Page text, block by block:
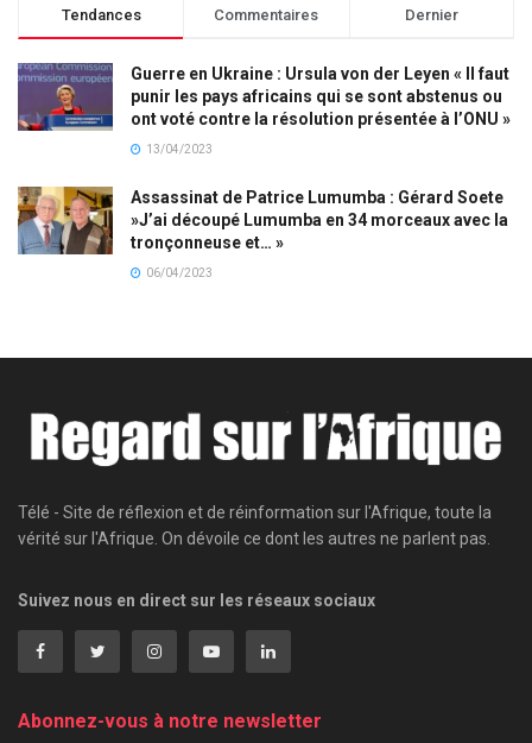
Tendances Commentaires Dernier
Guerre en Ukraine : Ursula von der Leyen « Il faut
punir les pays africains qui se sont abstenus ou
ont voté contre la résolution présentée à l’ONU »
13/04/2023
Assassinat de Patrice Lumumba : Gérard Soete
»J’ai découpé Lumumba en 34 morceaux avec la
tronçonneuse et… »
06/04/2023
Télé - Site de réflexion et de réinformation sur l'Afrique, toute la
vérité sur l'Afrique. On dévoile ce dont les autres ne parlent pas.
Suivez nous en direct sur les réseaux sociaux
Abonnez-vous à notre newsletter